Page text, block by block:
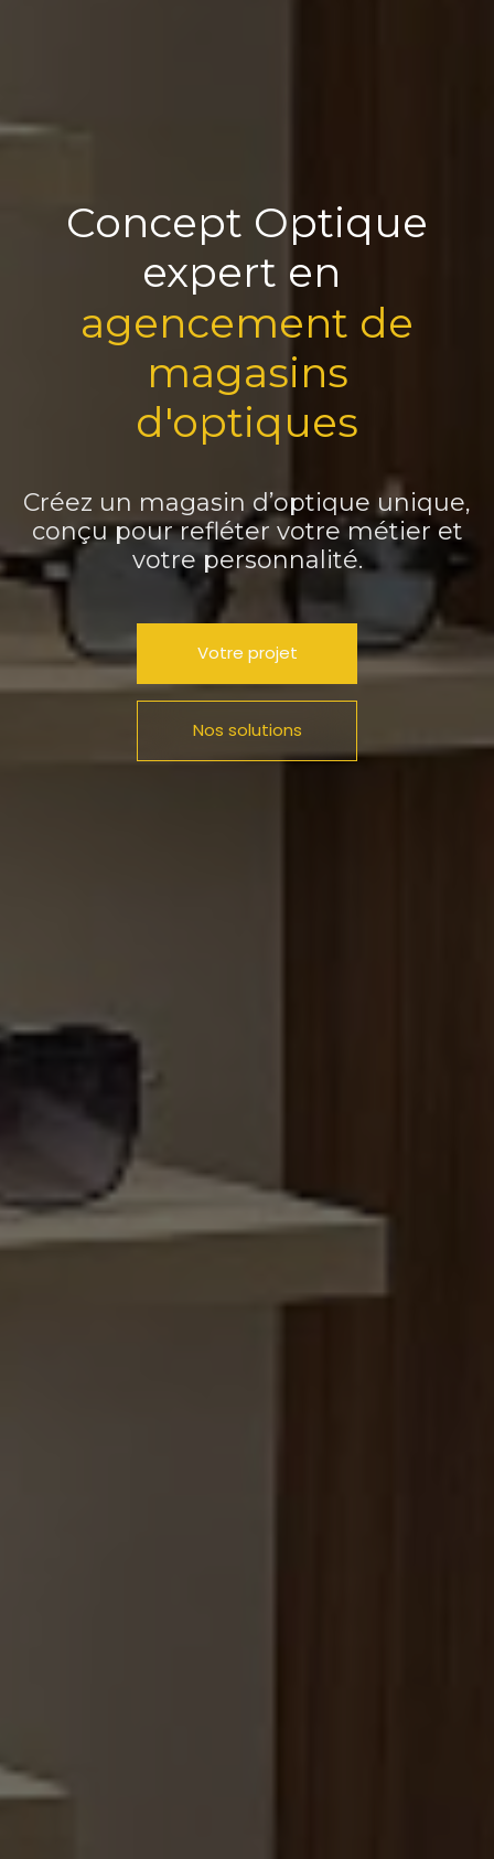
Concept Optique
expert en
agencement de
magasins
d'optiques
Créez un magasin d’optique unique,
conçu pour refléter votre métier et
votre personnalité.
Votre projet
Nos solutions